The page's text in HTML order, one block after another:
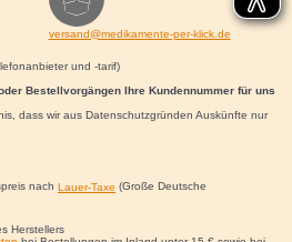
versand@medikamente-per-klick.de
und -tarif)
Bestellvorgängen Ihre Kundennummer für uns
dass wir aus Datenschutzgründen Auskünfte nur
nach Lauer-Taxe (Große Deutsche
Herstellers